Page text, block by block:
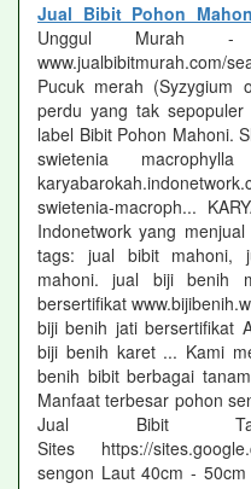
Jual Bibit Pohon
Unggul Murah -
www.jualbibitmurah.com/
Pucuk merah (Syzygium
perdu yang tak
label Bibit Pohon Mahoni.
swietenia
swietenia-macroph...
Indonetwork yang
tags: jual bibit mahoni,
mahoni. jual biji benih
bersertifikat
biji benih jati bersertifikat
biji benih karet ... Kami
benih bibit berbagai
Manfaat terbesar pohon
Jual Bibit
Sites https://
sengon Laut 40cm -